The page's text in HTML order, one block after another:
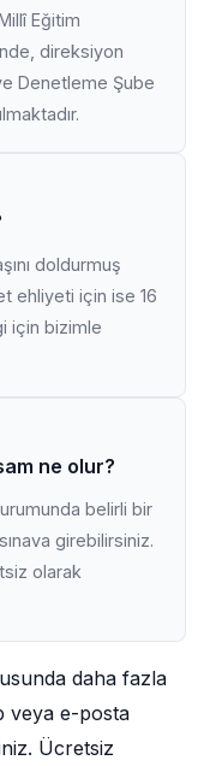
Eğitim
direksiyon
Denetleme Şube
doldurmuş
ehliyeti için ise 16
için bizimle
ne olur?
belirli bir
girebilirsiniz.
olarak
daha fazla
veya e-posta
Ücretsiz